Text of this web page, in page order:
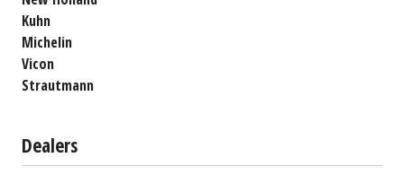
Kuhn
Michelin
Vicon
Strautmann
Dealers